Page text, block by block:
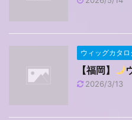
ウィッグカタロ
【福岡】
2026/3/13